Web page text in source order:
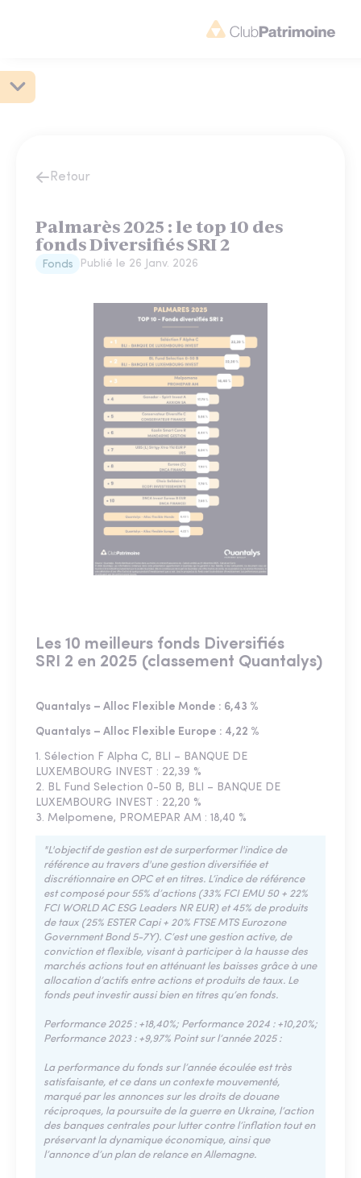
Retour
Palmarès 2025 : le top 10 des
fonds Diversifiés SRI 2
Fonds Publié le 26 Janv. 2026
Les 10 meilleurs fonds Diversifiés
SRI 2 en 2025 (classement Quantalys)
Quantalys – Alloc Flexible Monde : 6,43 %
Quantalys – Alloc Flexible Europe : 4,22 %
1. Sélection F Alpha C, BLI – BANQUE DE
LUXEMBOURG INVEST : 22,39 %
2. BL Fund Selection 0-50 B, BLI – BANQUE DE
LUXEMBOURG INVEST : 22,20 %
3. Melpomene, PROMEPAR AM : 18,40 %
"L'objectif de gestion est de surperformer l'indice de
référence au travers d'une gestion diversifiée et
discrétionnaire en OPC et en titres. L’indice de référence
est composé pour 55% d’actions (33% FCI EMU 50 + 22%
FCI WORLD AC ESG Leaders NR EUR) et 45% de produits
de taux (25% ESTER Capi + 20% FTSE MTS Eurozone
Government Bond 5-7Y). C’est une gestion active, de
conviction et flexible, visant à participer à la hausse des
marchés actions tout en atténuant les baisses grâce à une
allocation d’actifs entre actions et produits de taux. Le
fonds peut investir aussi bien en titres qu’en fonds.
Performance 2025 : +18,40%; Performance 2024 : +10,20%;
Performance 2023 : +9,97% Point sur l’année 2025 :
La performance du fonds sur l’année écoulée est très
satisfaisante, et ce dans un contexte mouvementé,
marqué par les annonces sur les droits de douane
réciproques, la poursuite de la guerre en Ukraine, l’action
des banques centrales pour lutter contre l’inflation tout en
préservant la dynamique économique, ainsi que
l’annonce d’un plan de relance en Allemagne.